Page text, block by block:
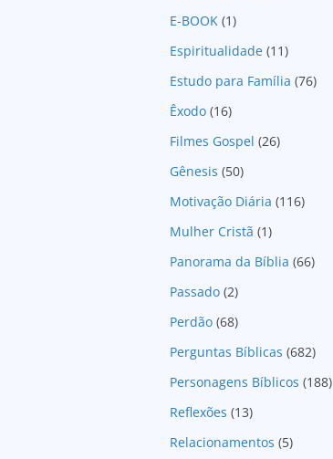
E-BOOK (1)
Espiritualidade (11)
Estudo para Família (76)
Êxodo (16)
Filmes Gospel (26)
Gênesis (50)
Motivação Diária (116)
Mulher Cristã (1)
Panorama da Bíblia (66)
Passado (2)
Perdão (68)
Perguntas Bíblicas (682)
Personagens Bíblicos (188)
Reflexões (13)
Relacionamentos (5)